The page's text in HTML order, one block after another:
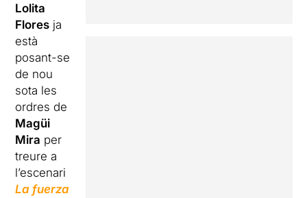
Lolita
Flores ja
està
posant-se
de nou
sota les
ordres de
Magüi
Mira per
treure a
l’escenari
La fuerza